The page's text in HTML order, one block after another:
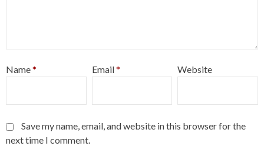
Name* Email* Website
Save my name, email, and website in this browser for the
next time I comment.